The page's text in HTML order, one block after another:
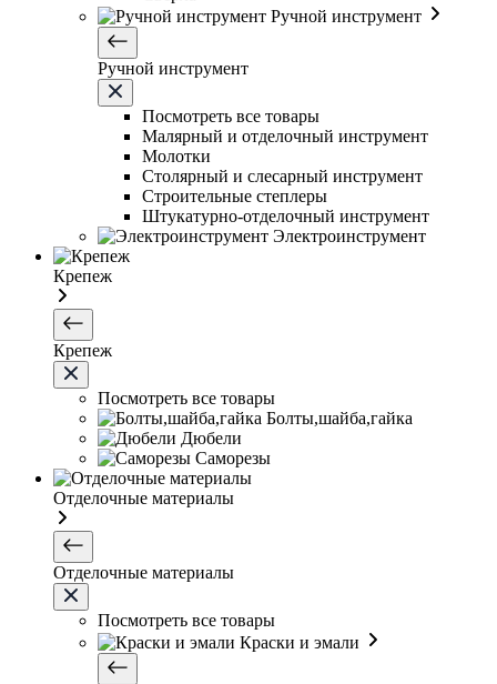
Ручной инструмент
Ручной инструмент
Посмотреть все товары
Малярный и отделочный инструмент
Молотки
Столярный и слесарный инструмент
Строительные степлеры
Штукатурно-отделочный инструмент
Электроинструмент
Крепеж
Крепеж
Посмотреть все товары
Болты,шайба,гайка
Дюбели
Саморезы
Отделочные материалы
Отделочные материалы
Посмотреть все товары
Краски и эмали